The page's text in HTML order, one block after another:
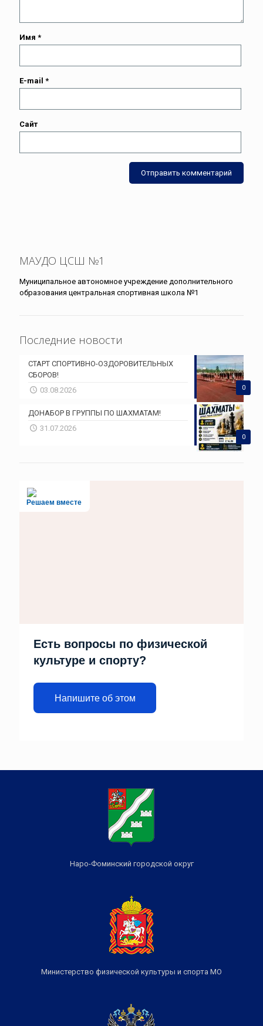
Имя *
E-mail *
Сайт
МАУДО ЦСШ №1
Муниципальное автономное учреждение дополнительного
образования центральная спортивная школа №1
Последние новости
0
СТАРТ СПОРТИВНО-ОЗДОРОВИТЕЛЬНЫХ
СБОРОВ!
03.08.2026
0
ДОНАБОР В ГРУППЫ ПО ШАХМАТАМ!
31.07.2026
Решаем вместе
Есть вопросы по физической
культуре и спорту?
Напишите об этом
Наро-Фоминский городской округ
Министерство физической культуры и спорта МО